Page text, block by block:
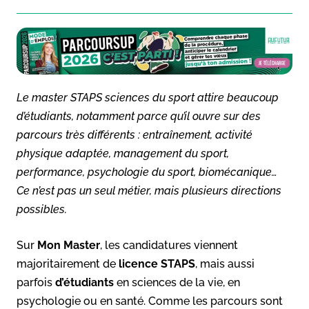
Le master STAPS sciences du sport attire beaucoup
d’étudiants, notamment parce qu’il ouvre sur des
parcours très différents : entraînement, activité
physique adaptée, management du sport,
performance, psychologie du sport, biomécanique…
Ce n’est pas un seul métier, mais plusieurs directions
possibles.
Sur Mon Master, les candidatures viennent
majoritairement de licence STAPS, mais aussi
parfois d’étudiants en sciences de la vie, en
psychologie ou en santé. Comme les parcours sont